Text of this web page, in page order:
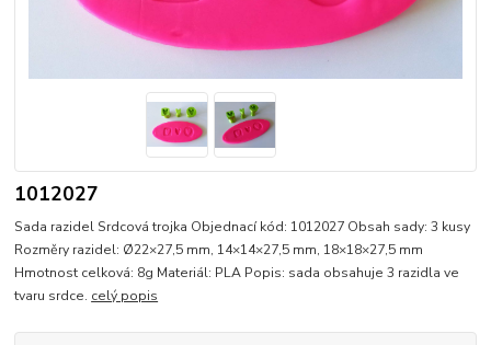
1012027
Sada razidel Srdcová trojka Objednací kód: 1012027 Obsah sady: 3 kusy
Rozměry razidel: Ø22×27,5 mm, 14×14×27,5 mm, 18×18×27,5 mm
Hmotnost celková: 8g Materiál: PLA Popis: sada obsahuje 3 razidla ve
tvaru srdce. celý popis